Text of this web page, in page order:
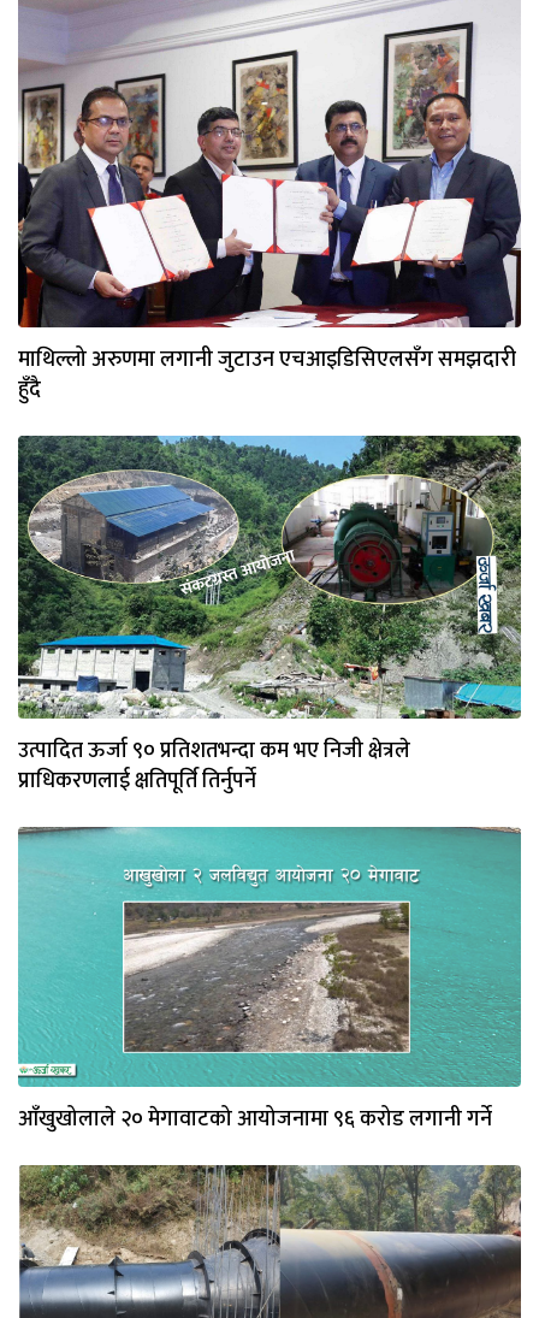
माथिल्लो अरुणमा लगानी जुटाउन एचआइडिसिएलसँग समझदारी
हुँदै
उत्पादित ऊर्जा ९० प्रतिशतभन्दा कम भए निजी क्षेत्रले
प्राधिकरणलाई क्षतिपूर्ति तिर्नुपर्ने
आँखुखोलाले २० मेगावाटको आयोजनामा ९६ करोड लगानी गर्ने